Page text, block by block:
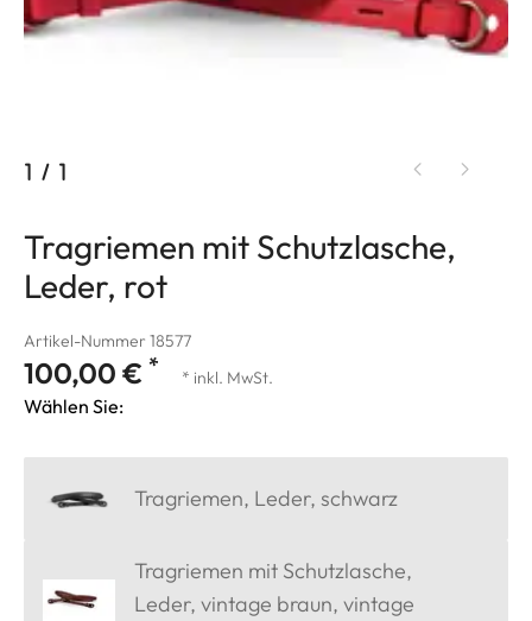
1 / 1
Tragriemen mit Schutzlasche,
Leder, rot
Artikel-Nummer 18577
100,00 € * * inkl. MwSt.
Wählen Sie:
Tragriemen, Leder, schwarz
Tragriemen mit Schutzlasche,
Leder, vintage braun, vintage